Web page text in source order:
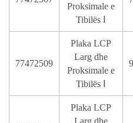
Proksimale e
Tibilës Ⅰ
77472509
Plaka LCP
Larg dhe
Proksimale e
Tibilës Ⅰ
Plaka LCP
Larg dhe